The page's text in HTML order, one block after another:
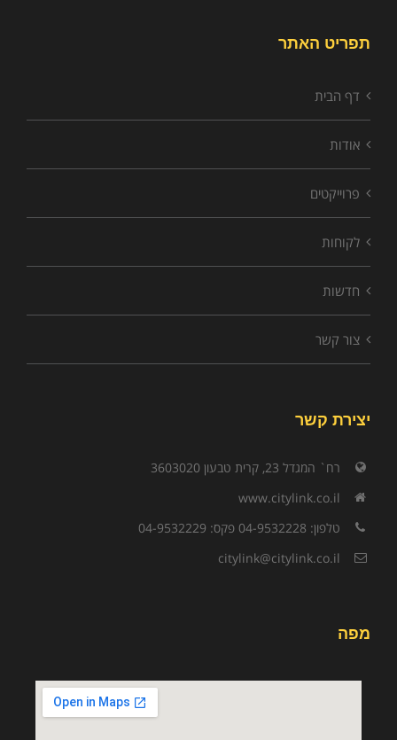
תפריט האתר
דף הבית
אודות
פרוייקטים
לקוחות
חדשות
צור קשר
יצירת קשר
רח` המגדל 23, קרית טבעון 3603020
www.citylink.co.il
טלפון: 04-9532228 פקס: 04-9532229
citylink@citylink.co.il
מפה